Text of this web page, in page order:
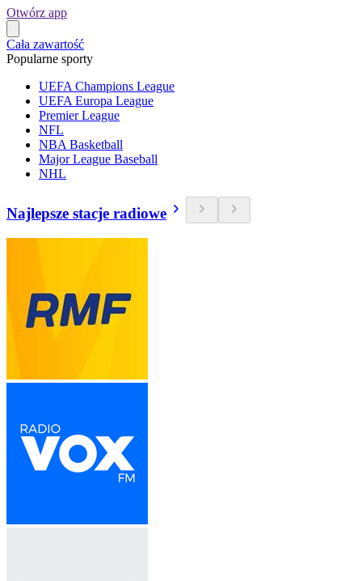
Otwórz app
Cała zawartość
Popularne sporty
UEFA Champions League
UEFA Europa League
Premier League
NFL
NBA Basketball
Major League Baseball
NHL
Najlepsze stacje radiowe